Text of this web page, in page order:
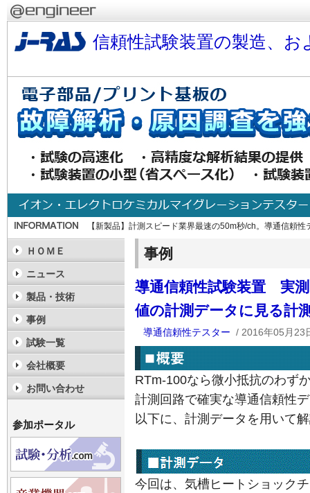
信頼性試験装置の製造、
【新製品】計測スピード業界最速の50m秒/ch。導通信頼
事例
導通信頼性試験装置 実
値の計測データに見る計
導通信頼性テスター / 2016年05月23
RTm-100なら微小抵抗のわず
計測回路で確実な導通信頼性
以下に、計測データを用いて
今回は、気槽ヒートショック
ＨＯＭＥ
ニュース
製品・技術
事例
試験一覧
会社概要
お問い合わせ
参加ポータル